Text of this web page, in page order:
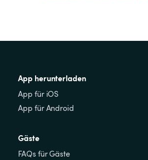
App herunterladen
App für iOS
App für Android
Gäste
FAQs für Gäste